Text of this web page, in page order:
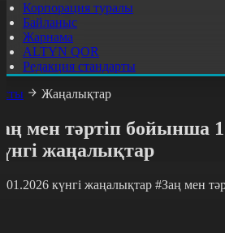
Корпорация туралы
Байланыс
Жарнама
ALTYN QOR
Редакция стандарты
Жаңалықтар
мен тәртіп бойынша
жаңалықтар
күнгі жаңалықтар #Заң мен